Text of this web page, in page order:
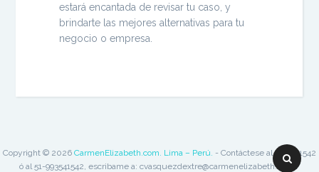
estará encantada de revisar tu caso, y
brindarte las mejores alternativas para tu
negocio o empresa.
Copyright © 2026 CarmenElizabeth.com. Lima – Perú. - Contáctese al 51-3541542
ó al 51-993541542, escribame a: cvasquezdextre@carmenelizabeth.com /
Buscar: